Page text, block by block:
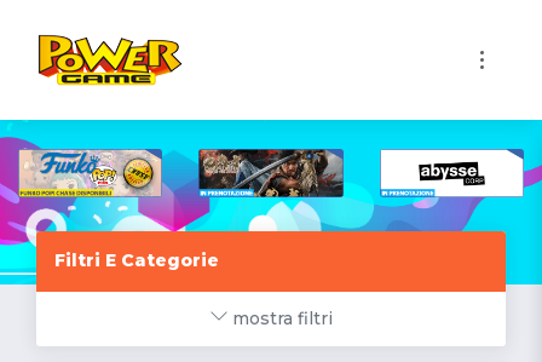
Filtri E Categorie
mostra filtri